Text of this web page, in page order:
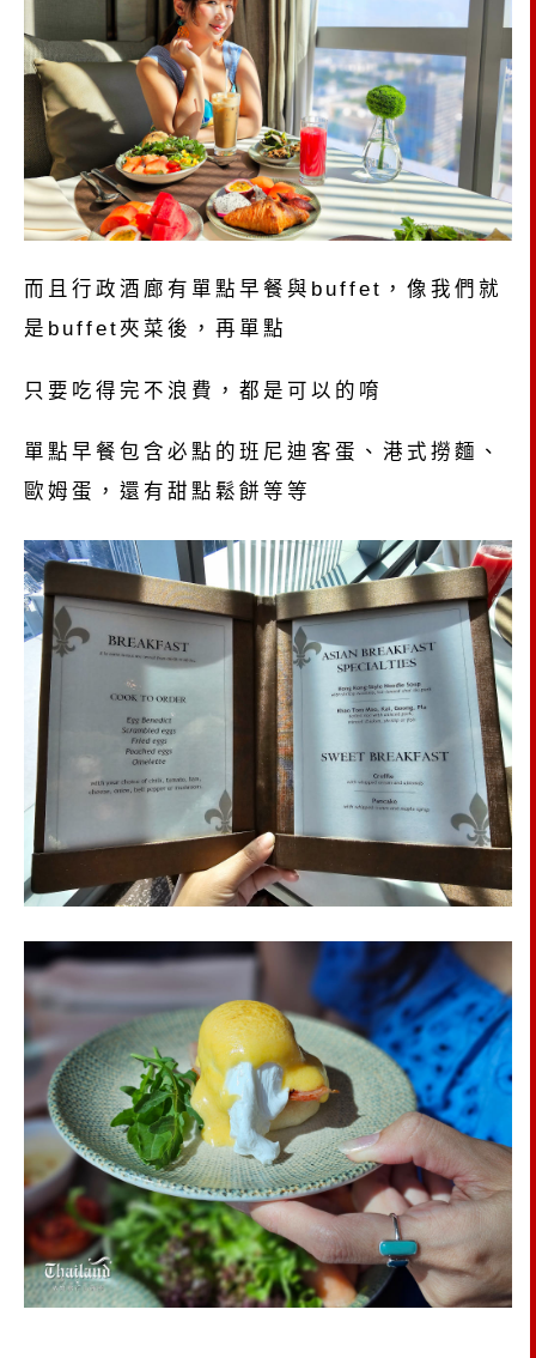
而且行政酒廊有單點早餐與buffet，像我們就
是buffet夾菜後，再單點
只要吃得完不浪費，都是可以的唷
單點早餐包含必點的班尼迪客蛋、港式撈麵、
歐姆蛋，還有甜點鬆餅等等